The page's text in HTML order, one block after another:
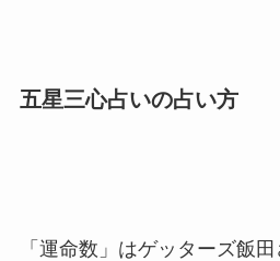
五星三心占いの占い方
「運命数」はゲッターズ飯